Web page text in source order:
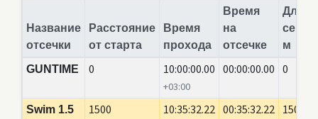
Название
отсечки
Расстояние
от старта
Время
прохода
Время
на
отсечке
Длина
м
GUNTIME
0 10:00:00.00
+03:00
00:00:00.00 0
Swim 1.5
1500 10:35:32.22 00:35:32.22 1500